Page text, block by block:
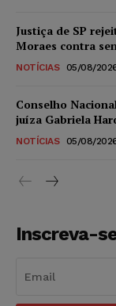
Justiça de SP
Moraes contra
NOTÍCIAS 05/08/
Conselho
juíza Gabriela
NOTÍCIAS 05/08/
Inscreva-